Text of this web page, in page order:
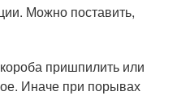
Можно поставить,
пришпилить или
Иначе при порывах